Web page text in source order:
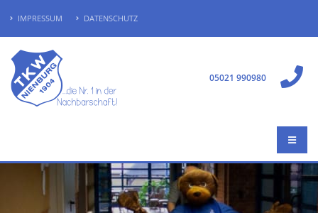
IMPRESSUM DATENSCHUTZ
05021 990980